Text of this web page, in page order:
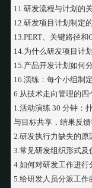
11.研发流程与计划的
12.研发项目计划制定
13.PERT、关键路径和
14.为什么研发项目计
15.产品开发计划如何
16.演练：每个小组制
6.从技术走向管理的
1.活动演练 30 分钟：
与目标共享，结果反馈
2.研发执行力缺失的原
3.常见研发组织形式及
4.如何对研发工作进行
5.给研发人员分派工作